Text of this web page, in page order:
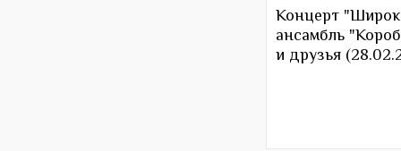
Концерт
ансамбль
и друзья